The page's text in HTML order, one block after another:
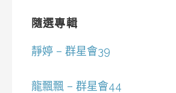
隨選專輯
靜婷 – 群星會39
龍飄飄 – 群星會44